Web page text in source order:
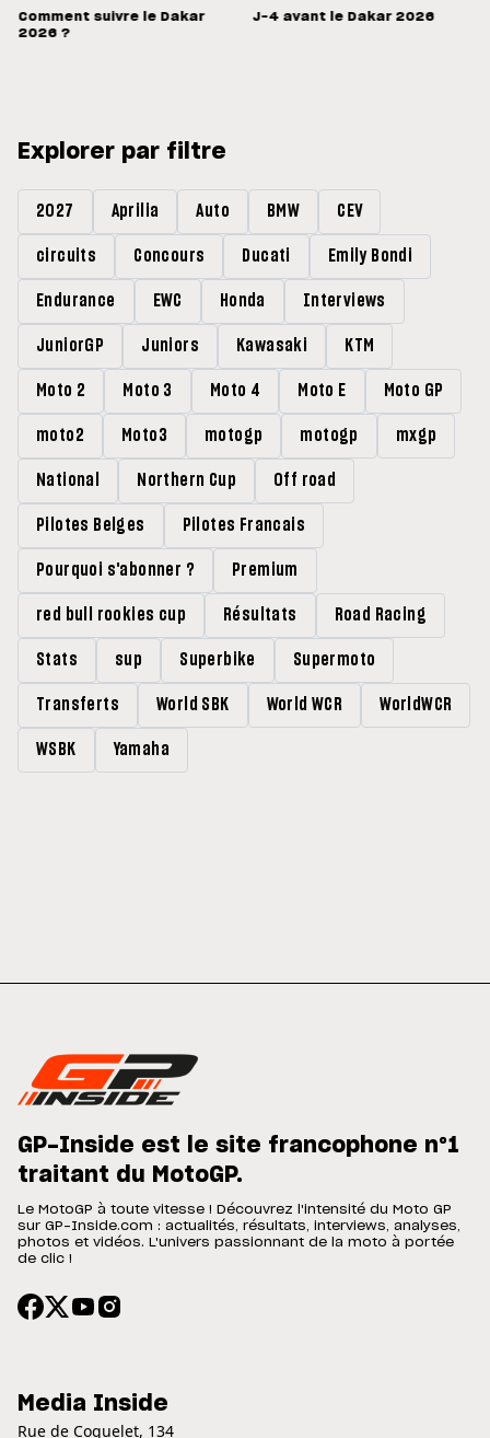
Comment suivre le Dakar
2026 ?
J-4 avant le Dakar 2026
Explorer par filtre
2027 Aprilia Auto BMW CEV
circuits Concours Ducati Emily Bondi
Endurance EWC Honda Interviews
JuniorGP Juniors Kawasaki KTM
Moto 2 Moto 3 Moto 4 Moto E Moto GP
moto2 Moto3 motogp motogp mxgp
National Northern Cup Off road
Pilotes Belges Pilotes Francais
Pourquoi s'abonner ? Premium
red bull rookies cup Résultats Road Racing
Stats sup Superbike Supermoto
Transferts World SBK World WCR WorldWCR
WSBK Yamaha
GP-Inside est le site francophone n°1
traitant du MotoGP.
Le MotoGP à toute vitesse ! Découvrez l'intensité du Moto GP
sur GP-Inside.com : actualités, résultats, interviews, analyses,
photos et vidéos. L'univers passionnant de la moto à portée
de clic !
Media Inside
Rue de Coquelet, 134